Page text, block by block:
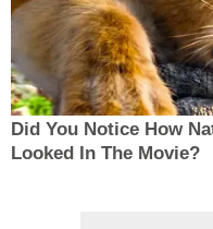
Did You Notice How
Looked In The Movie?